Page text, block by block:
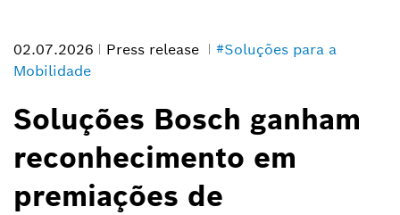
02.07.2026 Press release
#Soluções para a
Mobilidade
Soluções Bosch ganham
reconhecimento em
premiações de
Um reconhecimento importante ao esforço de nossas equipes que se
desafiam todos os dias", afirma Fernanda Strumendo, diretora de
vendas da divisão Bosch Service Solutions, divisão de serviços do
Grupo Bosch, na América LatinaInformações da imagem